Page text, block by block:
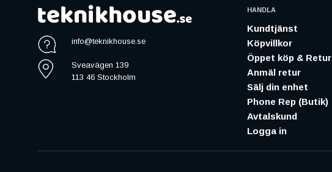
info@teknikhouse.se
Sveavägen 139
113 46 Stockholm
HANDLA
Kundtjänst
Köpvillkor
Öppet köp & Retur
Anmäl retur
Sälj din enhet
Phone Rep (Butik)
Avtalskund
Logga in